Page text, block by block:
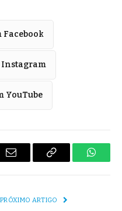
Facebook
Instagram
YouTube
E-
Copiar
PRÓXIMO ARTIGO